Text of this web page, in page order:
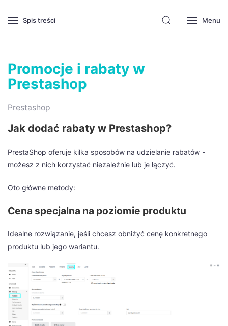
Spis treści Menu
Promocje i rabaty w
Prestashop
Prestashop
Jak dodać rabaty w Prestashop?
PrestaShop oferuje kilka sposobów na udzielanie rabatów -
możesz z nich korzystać niezależnie lub je łączyć.
Oto główne metody:
Cena specjalna na poziomie produktu
Idealne rozwiązanie, jeśli chcesz obniżyć cenę konkretnego
produktu lub jego wariantu.